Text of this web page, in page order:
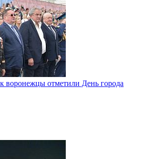
воронежцы отметили День города